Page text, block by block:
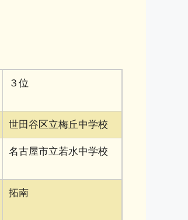
３位
世田谷区立梅丘中学校
名古屋市立若水中学校
拓南